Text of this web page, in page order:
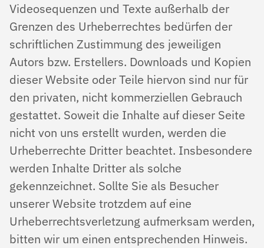
Videosequenzen und Texte außerhalb der
Grenzen des Urheberrechtes bedürfen der
schriftlichen Zustimmung des jeweiligen
Autors bzw. Erstellers. Downloads und Kopien
dieser Website oder Teile hiervon sind nur für
den privaten, nicht kommerziellen Gebrauch
gestattet. Soweit die Inhalte auf dieser Seite
nicht von uns erstellt wurden, werden die
Urheberrechte Dritter beachtet. Insbesondere
werden Inhalte Dritter als solche
gekennzeichnet. Sollte Sie als Besucher
unserer Website trotzdem auf eine
Urheberrechtsverletzung aufmerksam werden,
bitten wir um einen entsprechenden Hinweis.